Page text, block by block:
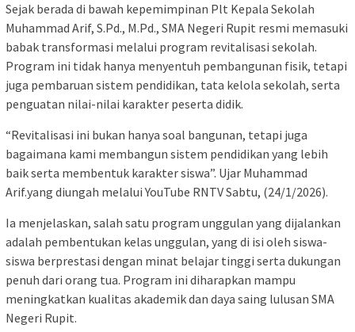
Sejak berada di bawah kepemimpinan Plt Kepala Sekolah
Muhammad Arif, S.Pd., M.Pd., SMA Negeri Rupit resmi memasuki
babak transformasi melalui program revitalisasi sekolah.
Program ini tidak hanya menyentuh pembangunan fisik, tetapi
juga pembaruan sistem pendidikan, tata kelola sekolah, serta
penguatan nilai-nilai karakter peserta didik.
“Revitalisasi ini bukan hanya soal bangunan, tetapi juga
bagaimana kami membangun sistem pendidikan yang lebih
baik serta membentuk karakter siswa”. Ujar Muhammad
Arif.yang diungah melalui YouTube RNTV Sabtu, (24/1/2026).
Ia menjelaskan, salah satu program unggulan yang dijalankan
adalah pembentukan kelas unggulan, yang di isi oleh siswa-
siswa berprestasi dengan minat belajar tinggi serta dukungan
penuh dari orang tua. Program ini diharapkan mampu
meningkatkan kualitas akademik dan daya saing lulusan SMA
Negeri Rupit.